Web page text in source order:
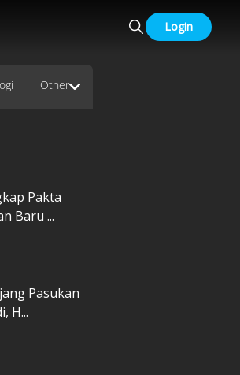
Login
Other
Pakta
Baru ...
Pasukan
H...